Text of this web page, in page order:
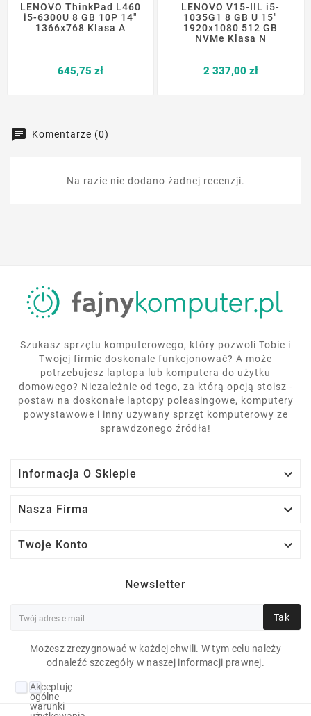
LENOVO ThinkPad L460
i5-6300U 8 GB 10P 14"
1366x768 Klasa A
645,75 złCena
LENOVO V15-IIL i5-
1035G1 8 GB U 15"
1920x1080 512 GB
NVMe Klasa N
2 337,00 złCena
Komentarze (0)
Na razie nie dodano żadnej recenzji.
Szukasz sprzętu komputerowego, który pozwoli Tobie i
Twojej firmie doskonale funkcjonować? A może
potrzebujesz laptopa lub komputera do użytku
domowego? Niezależnie od tego, za którą opcją stoisz -
postaw na doskonałe laptopy poleasingowe, komputery
powystawowe i inny używany sprzęt komputerowy ze
sprawdzonego źródła!
Informacja O Sklepie 
Nasza Firma 
Twoje Konto 
Newsletter
Tak
Możesz zrezygnować w każdej chwili. W tym celu należy
odnaleźć szczegóły w naszej informacji prawnej.
Akceptuję
ogólne
warunki